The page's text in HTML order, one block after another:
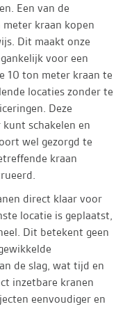
Een van de
kraan kopen
Dit maakt onze
voor een
10 ton meter kraan te
locaties zonder te
Deze
schakelen en
wel gezorgd te
kraan
direct klaar voor
locatie is geplaatst,
Dit betekent geen
de slag, wat tijd en
inzetbare kranen
eenvoudiger en